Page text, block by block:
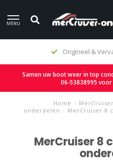
MENU
Origineel &
Samen uw boot weer in top
06-53838995
Home /
onderdelen / MerCruiser 8
MerCruiser 8